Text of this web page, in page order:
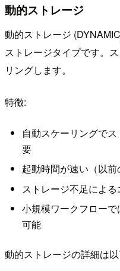
動的ストレージ
動的ストレージ
ストレージタイプです。
リングします。
特徴:
自動スケーリングで
要
起動時間が速い（以前
ストレージ不足によ
小規模ワークフロー
可能
動的ストレージの詳細は